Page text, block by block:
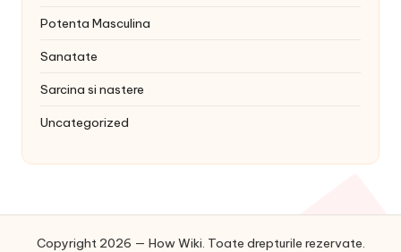
Potenta Masculina
Sanatate
Sarcina si nastere
Uncategorized
Copyright 2026 — How Wiki. Toate drepturile rezervate.